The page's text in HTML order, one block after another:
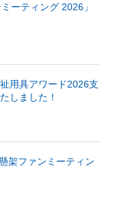
ーティング 2026」
用具アワード2026支
しました！
架ファンミーティン